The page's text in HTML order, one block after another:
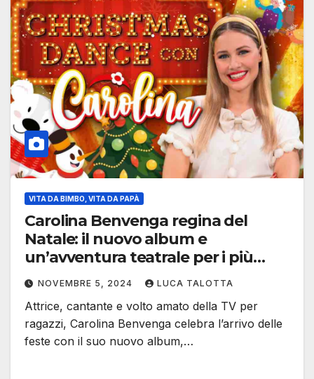
VITA DA BIMBO, VITA DA PAPÀ
Carolina Benvenga regina del
Natale: il nuovo album e
un’avventura teatrale per i più
piccoli
NOVEMBRE 5, 2024 LUCA TALOTTA
Attrice, cantante e volto amato della TV per
ragazzi, Carolina Benvenga celebra l’arrivo delle
feste con il suo nuovo album,…